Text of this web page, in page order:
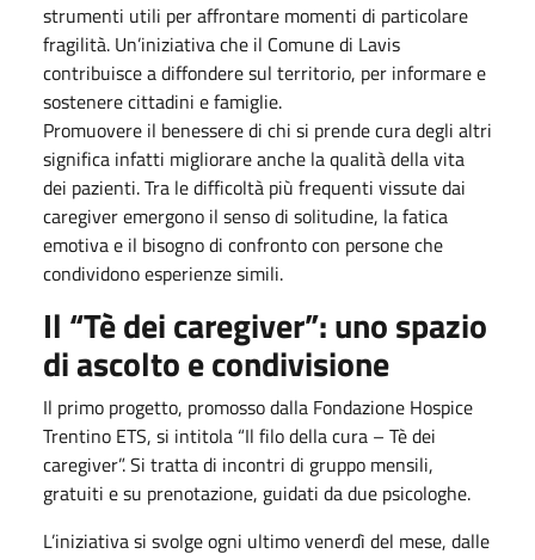
strumenti utili per affrontare momenti di particolare
fragilità. Un’iniziativa che il Comune di Lavis
contribuisce a diffondere sul territorio, per informare e
sostenere cittadini e famiglie.
Promuovere il benessere di chi si prende cura degli altri
significa infatti migliorare anche la qualità della vita
dei pazienti. Tra le difficoltà più frequenti vissute dai
caregiver emergono il senso di solitudine, la fatica
emotiva e il bisogno di confronto con persone che
condividono esperienze simili.
Il “Tè dei caregiver”: uno spazio
di ascolto e condivisione
Il primo progetto, promosso dalla Fondazione Hospice
Trentino ETS, si intitola “Il filo della cura – Tè dei
caregiver”. Si tratta di incontri di gruppo mensili,
gratuiti e su prenotazione, guidati da due psicologhe.
L’iniziativa si svolge ogni ultimo venerdì del mese, dalle